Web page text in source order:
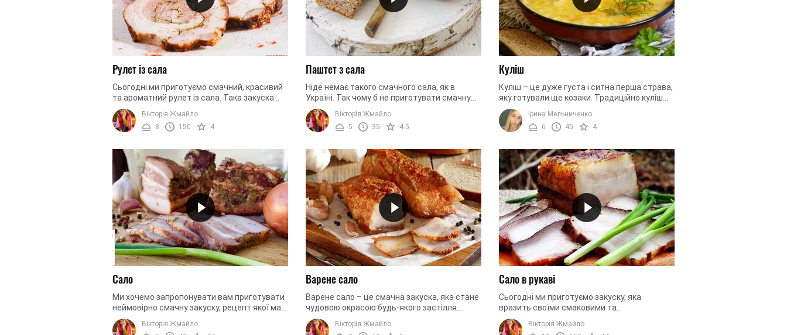
Рулет із сала
Сьогодні ми приготуємо смачний, красивий
та ароматний рулет із сала. Така закуска
стане окрасою будь-якого застілля, в тому
числі святкового. Усі ...
Вікторія Жмайло
8
150 4
Паштет з сала
Ніде немає такого смачного сала, як в
Україні. Так чому б не приготувати смачну
домашню закуску з цього продукту?
Рецептів існує величезна кількість: ...
Вікторія Жмайло
5
35 4.5
Куліш
Куліш – це дуже густа і ситна перша страва,
яку готували ще козаки. Традиційно куліш
готують на багатті, так страва набуває
цікавого смаку і ...
Ірина Мельниченко
6
45 4
Сало
Ми хочемо запропонувати вам приготувати
неймовірно смачну закуску, рецепт якої має
надзвичайно давнє коріння. Сьогодні
приготуємо ароматне сало ...
Вікторія Жмайло
Варене сало
Варене сало – це смачна закуска, яка стане
чудовою окрасою будь-якого застілля.
Страва виходить ніжною, м’якою та
надзвичайно ароматною. Але попри це ...
Вікторія Жмайло
Сало в рукаві
Сьогодні ми приготуємо закуску, яка
вразить своїми смаковими та
ароматичними властивостями як жіночу,
так і чоловічу стать. Сьогодні ми приготуємо
Вікторія Жмайло